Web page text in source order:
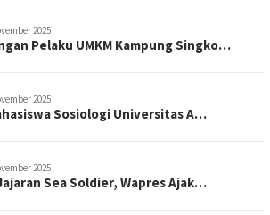
2025
Pelaku UMKM Kampung Singko…
2025
Sosiologi Universitas A…
2025
Sea Soldier, Wapres Ajak…